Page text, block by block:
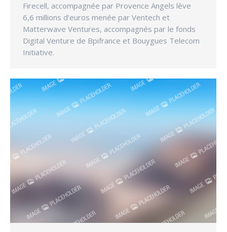
Firecell, accompagnée par Provence Angels lève
6,6 millions d’euros menée par Ventech et
Matterwave Ventures, accompagnés par le fonds
Digital Venture de Bpifrance et Bouygues Telecom
Initiative.